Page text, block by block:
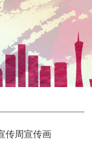
传周宣传画